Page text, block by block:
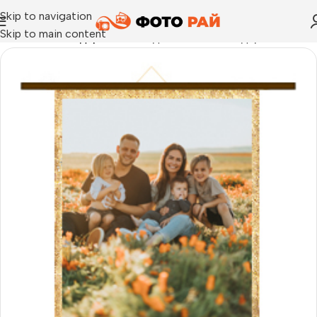
Skip to navigation
Skip to main content
Начало›Календари 2026